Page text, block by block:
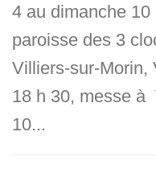
4 au dimanche
paroisse des 3
Villiers-sur-Morin,
18 h 30, messe à
10...